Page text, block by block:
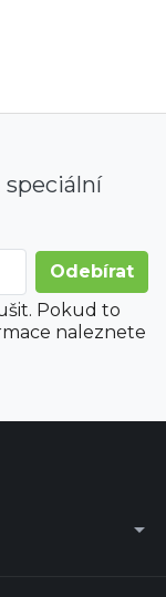
Pokud to
naleznete
arrow_drop_down